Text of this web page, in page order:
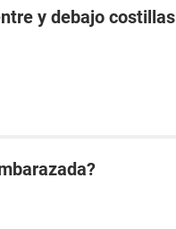
y debajo costillas